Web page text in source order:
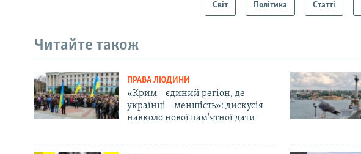
Світ Політика Статті
Читайте також
ПРАВА ЛЮДИНИ
«Крим – єдиний регіон, де
українці – меншість»: дискусія
навколо нової пам'ятної дати